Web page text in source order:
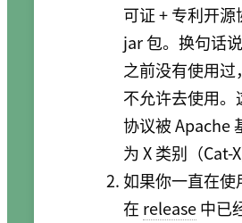
可证 + 专利开
jar 包。换句话
之前没有使用过
不允许去使用。
协议被 Apache
为 X 类别（Cat-X
如果你一直在使
在 release中已